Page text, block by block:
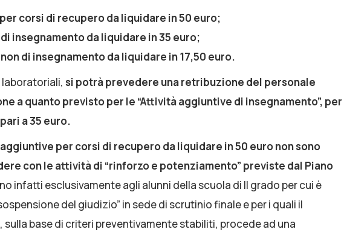
corsi di recupero da liquidare in 50 euro;
insegnamento da liquidare in 35 euro;
di insegnamento da liquidare in 17,50 euro.
si potrà prevedere una retribuzione del personale
a quanto previsto per le “Attività aggiuntive di insegnamento”, per
a 35 euro.
per corsi di recupero da liquidare in 50 euro non sono
con le attività di “rinforzo e potenziamento” previste dal Piano
infatti esclusivamente agli alunni della scuola di II grado per cui è
del giudizio” in sede di scrutinio finale e per i quali il
sulla base di criteri preventivamente stabiliti, procede ad una